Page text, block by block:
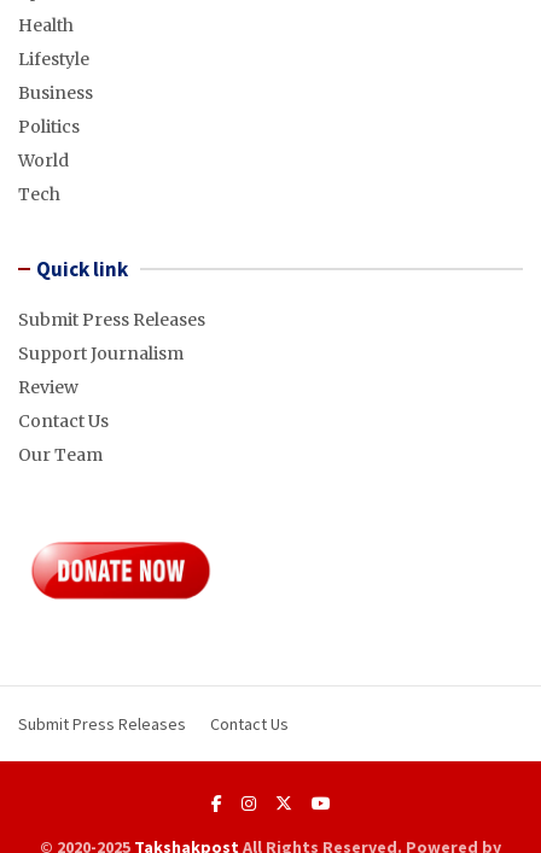
Health
Lifestyle
Business
Politics
World
Tech
Quick link
Submit Press Releases
Support Journalism
Review
Contact Us
Our Team
Submit Press Releases Contact Us
© 2020-2025 TakshakpostAll Rights Reserved. Powered by